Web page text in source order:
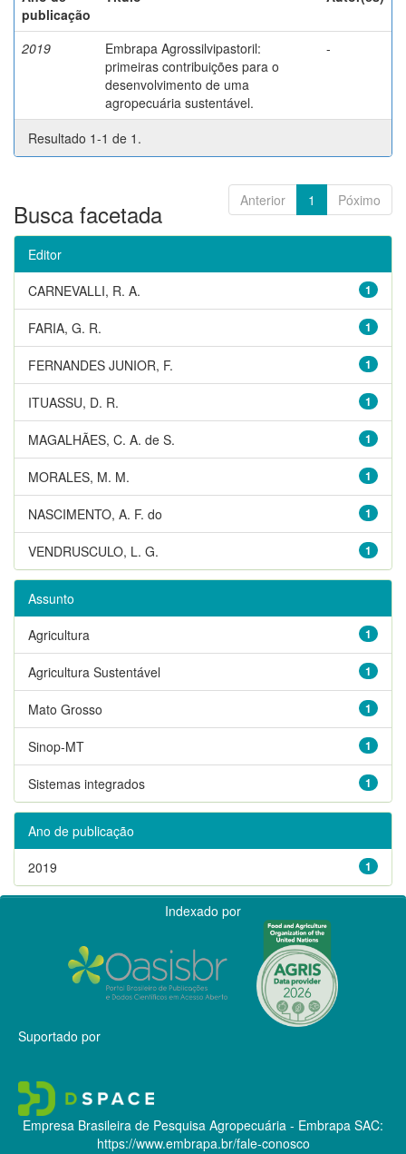
publicação
2019
Embrapa Agrossilvipastoril:
primeiras contribuições para o
desenvolvimento de uma
agropecuária sustentável.
-
Resultado 1-1 de 1.
Anterior 1 Póximo
Busca facetada
Editor
1
CARNEVALLI, R. A.
1
FARIA, G. R.
1
FERNANDES JUNIOR, F.
1
ITUASSU, D. R.
1
MAGALHÃES, C. A. de S.
1
MORALES, M. M.
1
NASCIMENTO, A. F. do
1
VENDRUSCULO, L. G.
Assunto
1
Agricultura
1
Agricultura Sustentável
1
Mato Grosso
1
Sinop-MT
1
Sistemas integrados
Ano de publicação
1
2019
Indexado por
Suportado por
Empresa Brasileira de Pesquisa Agropecuária - Embrapa SAC:
https://www.embrapa.br/fale-conosco